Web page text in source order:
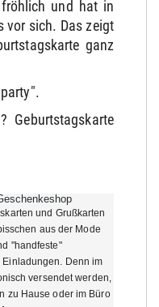
und hat in
vor sich. Das zeigt
ganz
Geburtstagskarte
und Grußkarten
aus der Mode
"handfeste"
Denn im
versendet werden,
zu Hause oder im Büro